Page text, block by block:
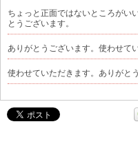
ちょっと正面ではないところがい
とうございます。
ありがとうございます。使わせて
使わせていただきます。ありがと